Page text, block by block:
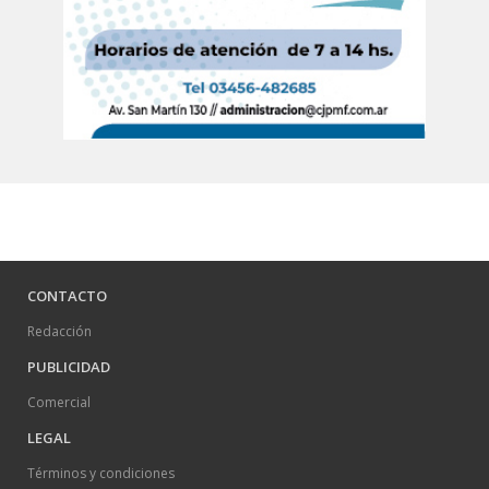
CONTACTO
Redacción
PUBLICIDAD
Comercial
LEGAL
Términos y condiciones